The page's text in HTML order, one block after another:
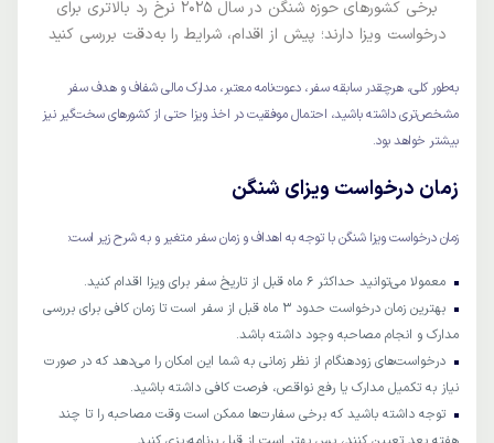
برخی کشورهای حوزه شنگن در سال 2025 نرخ رد بالاتری برای
درخواست ویزا دارند؛ پیش از اقدام، شرایط را به‌دقت بررسی کنید
به‌طور کلی، هرچقدر سابقه سفر، دعوت‌نامه معتبر، مدارک مالی شفاف و هدف سفر
مشخص‌تری داشته باشید، احتمال موفقیت در اخذ ویزا حتی از کشورهای سخت‌گیر نیز
بیشتر خواهد بود.
زمان درخواست ویزای شنگن
زمان درخواست ویزا شنگن با توجه به اهداف و زمان سفر متغیر و به شرح زیر است:
معمولا می‌توانید حداکثر ۶ ماه قبل از تاریخ سفر برای ویزا اقدام کنید.
بهترین زمان درخواست حدود ۳ ماه قبل از سفر است تا زمان کافی برای بررسی
مدارک و انجام مصاحبه وجود داشته باشد.
درخواست‌های زودهنگام از نظر زمانی به شما این امکان را می‌دهد که در صورت
نیاز به تکمیل مدارک یا رفع نواقص، فرصت کافی داشته باشید.
توجه داشته باشید که برخی سفارت‌ها ممکن است وقت مصاحبه را تا چند